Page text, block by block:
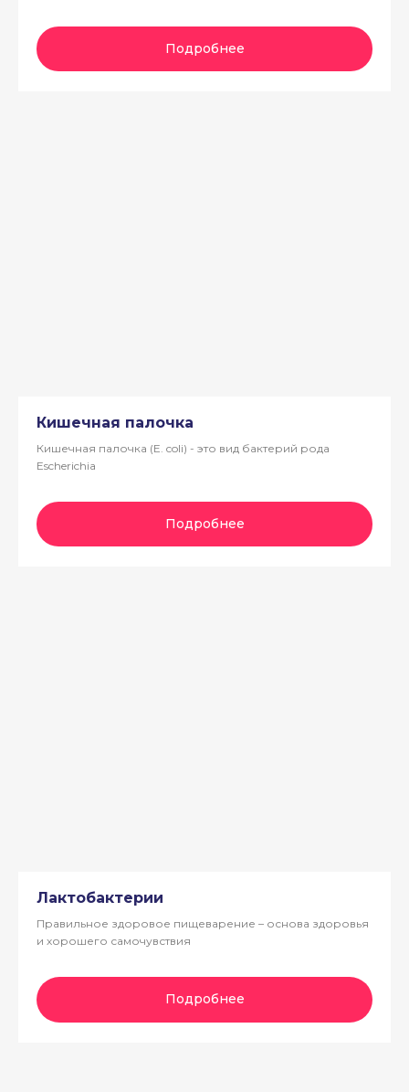
Подробнее
Кишечная палочка
Кишечная палочка (E. coli) - это вид бактерий рода
Escherichia
Подробнее
Лактобактерии
Правильное здоровое пищеварение – основа здоровья
и хорошего самочувствия
Подробнее